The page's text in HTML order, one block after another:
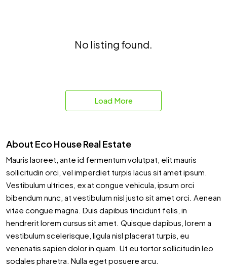
No listing found.
Load More
About Eco House Real Estate
Mauris laoreet, ante id fermentum volutpat, elit mauris
sollicitudin orci, vel imperdiet turpis lacus sit amet ipsum.
Vestibulum ultrices, ex at congue vehicula, ipsum orci
bibendum nunc, at vestibulum nisl justo sit amet orci. Aenean
vitae congue magna. Duis dapibus tincidunt felis, in
hendrerit lorem cursus sit amet. Quisque dapibus, lorem a
vestibulum scelerisque, ligula nisl placerat turpis, eu
venenatis sapien dolor in quam. Ut eu tortor sollicitudin leo
sodales pharetra. Nulla eget posuere arcu.